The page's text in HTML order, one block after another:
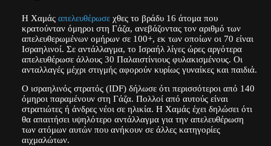
Η Χαμάς απελευθέρωσεχθες το βράδυ 16 άτομα που
κρατούνταν όμηροι στη Γάζα, ανεβάζοντας τον αριθμό των
απελευθερωμένων ομήρων σε 100+, εκ των οποίων οι 70 είναι
Ισραηλινοί. Σε αντάλλαγμα, το Ισραήλ λίγες ώρες αργότερα
απελευθέρωσε άλλους 30 Παλαιστίνιους φυλακισμένους. Οι
ανταλλαγές μέχρι στιγμής αφορούν κυρίως γυναίκες και παιδιά.
Ο ισραηλινός στρατός (IDF) δήλωσε ότι περισσότεροι από 140
όμηροι παραμένουν στη Γάζα. Πολλοί από αυτούς είναι
στρατιώτες ή άνδρες νέοι σε ηλικία. Η Χαμάς έχει δηλώσει ότι
θα απαιτήσει υψηλότερο αντάλλαγμα για την απελευθέρωση
των ατόμων αυτών που ανήκουν σε άλλες κατηγορίες
αιχμαλώτων.